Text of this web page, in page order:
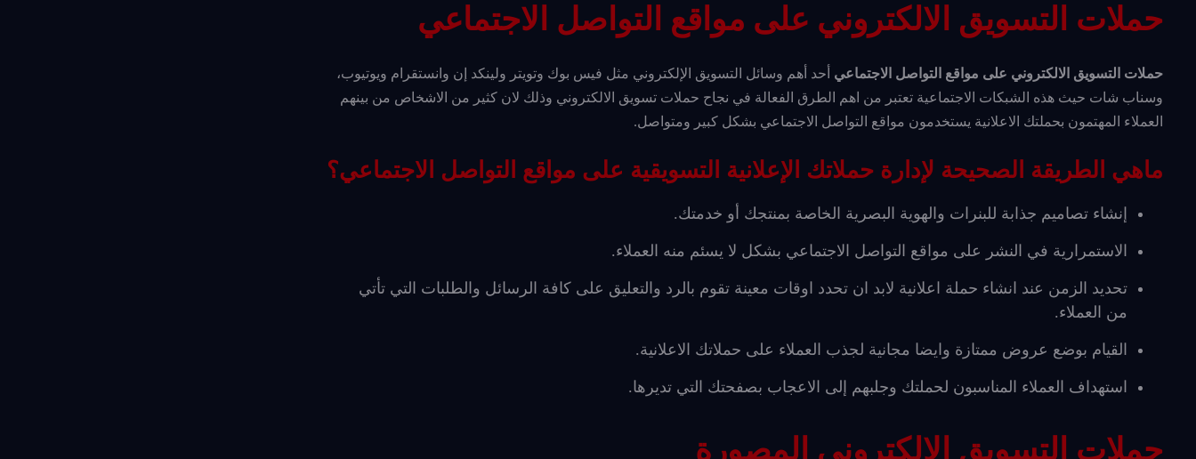
حملات التسويق الالكتروني على مواقع التواصل الاجتماعي
حملات التسويق الالكتروني على مواقع التواصل الاجتماعي أحد أهم وسائل التسويق الإلكتروني مثل فيس بوك وتويتر ولينكد إن وانستقرام ويوتيوب،
وسناب شات حيث هذه الشبكات الاجتماعية تعتبر من اهم الطرق الفعالة في نجاح حملات تسويق الالكتروني وذلك لان كثير من الاشخاص من بينهم
العملاء المهتمون بحملتك الاعلانية يستخدمون مواقع التواصل الاجتماعي بشكل كبير ومتواصل.
ماهي الطريقة الصحيحة لإدارة حملاتك الإعلانية التسويقية على مواقع التواصل الاجتماعي؟
إنشاء تصاميم جذابة للبنرات والهوية البصرية الخاصة بمنتجك أو خدمتك.
الاستمرارية في النشر على مواقع التواصل الاجتماعي بشكل لا يسئم منه العملاء.
تحديد الزمن عند انشاء حملة اعلانية لابد ان تحدد اوقات معينة تقوم بالرد والتعليق على كافة الرسائل والطلبات التي تأتي
من العملاء.
القيام بوضع عروض ممتازة وايضا مجانية لجذب العملاء على حملاتك الاعلانية.
استهداف العملاء المناسبون لحملتك وجلبهم إلى الاعجاب بصفحتك التي تديرها.
حملات التسويق الالكتروني المصورة